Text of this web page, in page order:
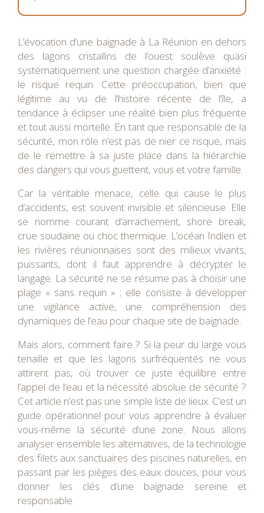
L’évocation d’une baignade à La Réunion en dehors
des lagons cristallins de l’ouest soulève quasi
systématiquement une question chargée d’anxiété :
le risque requin. Cette préoccupation, bien que
légitime au vu de l’histoire récente de l’île, a
tendance à éclipser une réalité bien plus fréquente
et tout aussi mortelle. En tant que responsable de la
sécurité, mon rôle n’est pas de nier ce risque, mais
de le remettre à sa juste place dans la hiérarchie
des dangers qui vous guettent, vous et votre famille.
Car la véritable menace, celle qui cause le plus
d’accidents, est souvent invisible et silencieuse. Elle
se nomme courant d’arrachement, shore break,
crue soudaine ou choc thermique. L’océan Indien et
les rivières réunionnaises sont des milieux vivants,
puissants, dont il faut apprendre à décrypter le
langage. La sécurité ne se résume pas à choisir une
plage « sans requin » ; elle consiste à développer
une vigilance active, une compréhension des
dynamiques de l’eau pour chaque site de baignade.
Mais alors, comment faire ? Si la peur du large vous
tenaille et que les lagons surfréquentés ne vous
attirent pas, où trouver ce juste équilibre entre
l’appel de l’eau et la nécessité absolue de sécurité ?
Cet article n’est pas une simple liste de lieux. C’est un
guide opérationnel pour vous apprendre à évaluer
vous-même la sécurité d’une zone. Nous allons
analyser ensemble les alternatives, de la technologie
des filets aux sanctuaires des piscines naturelles, en
passant par les pièges des eaux douces, pour vous
donner les clés d’une baignade sereine et
responsable.